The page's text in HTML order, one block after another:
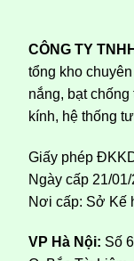
CÔNG TY
tổng kho
nắng, bạt
kính, hệ thống
Giấy phép
Ngày cấp 21/
Nơi cấp: Sở Kế
VP Hà Nội: Số